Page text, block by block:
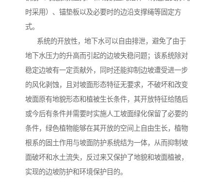
时采用）、锚垫板以及必要时的边沿支撑绳等固定方
式。
系统的开放性，地下水可以自由排泄，避免了由于
地下水压力的升高而引起的边坡失稳问题；该系统除对
稳定边坡有一定贡献外，同时还能抑制边坡遭受进一步
的风化剥蚀，且对坡面形态特征无要求，不破坏和改变
坡面原有地貌形态和植被生长条件，其开放特征给随后
或今后有条件并需要时实施人工坡面绿化保留了必要的
条件，绿色植物能够在其开放的空间上自由生长，植物
根系的固土作用与坡面防护系统结为一体，从而抑制坡
面破坏和水土流失，反过来又保护了地貌和坡面植被，
实现的边坡防护和环境保护目的。